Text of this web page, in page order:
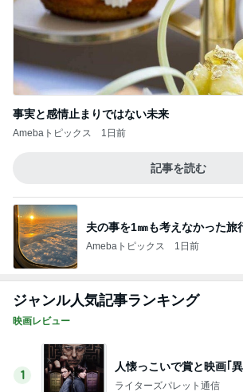
事実と感情止まりではない未来
Amebaトピックス 1日前
記事を読む
夫の事を1㎜も考えなかった旅
Amebaトピックス 1日前
ジャンル人気記事ランキング
映画レビュー
1
人懐っこいで賞と映画｢
ライターズパレット通信